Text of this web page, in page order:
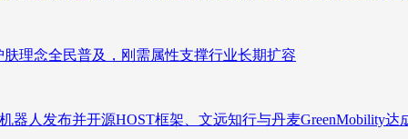
理念全民普及，刚需属性支撑行业长期扩容
器人发布并开源HOST框架、文远知行与丹麦GreenMobility达